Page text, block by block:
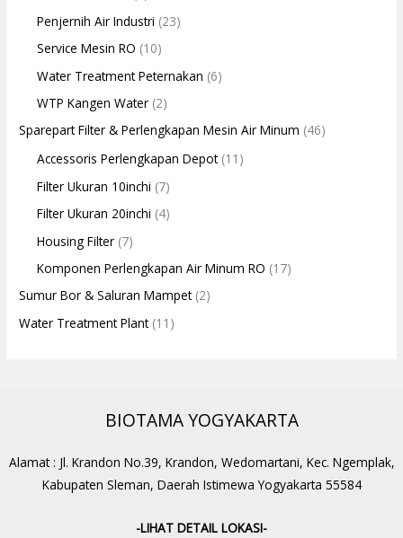
Penjernih Air Industri (23)
Service Mesin RO (10)
Water Treatment Peternakan (6)
WTP Kangen Water (2)
Sparepart Filter & Perlengkapan Mesin Air Minum (46)
Accessoris Perlengkapan Depot(11)
Filter Ukuran 10inchi (7)
Filter Ukuran 20inchi (4)
Housing Filter (7)
Komponen Perlengkapan Air Minum RO (17)
Sumur Bor & Saluran Mampet(2)
Water Treatment Plant(11)
BIOTAMA YOGYAKARTA
Alamat : Jl. Krandon No.39, Krandon, Wedomartani, Kec. Ngemplak,
Kabupaten Sleman, Daerah Istimewa Yogyakarta 55584
-LIHAT DETAIL LOKASI-